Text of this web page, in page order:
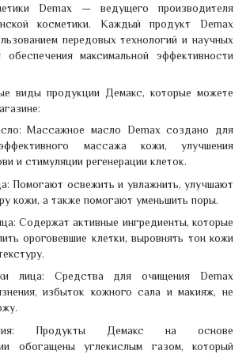
Demax — ведущего производителя
косметики. Каждый продукт Demax
передовых технологий и научных
максимальной эффективности
виды продукции Демакс, которые можете
Массажное масло Demax создано для
массажа кожи, улучшения
и стимуляции регенерации клеток.
Помогают освежить и увлажнить, улучшают
кожи, а также помогают уменьшить поры.
Содержат активные ингредиенты, которые
ороговевшие клетки, выровнять тон кожи
лица: Средства для очищения Demax
избыток кожного сала и макияж, не
Продукты Демакс на основе
обогащены углекислым газом, который